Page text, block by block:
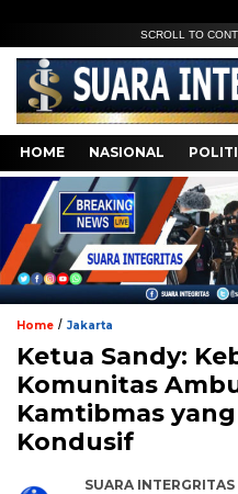
SCROLL TO
HOME NASIONAL
Home / Jakarta
Ketua Sandy:
Komunitas
Kamtibmas
Kondusif
SUARA INTERGRITAS